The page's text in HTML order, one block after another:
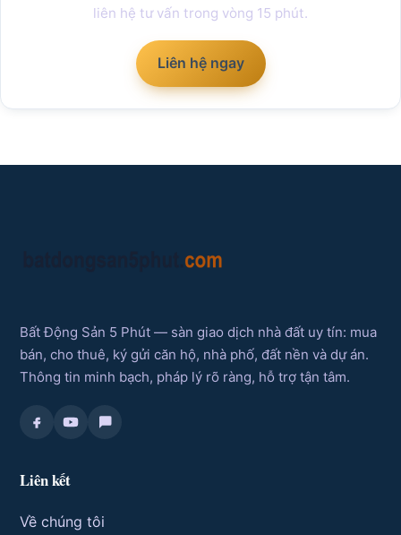
liên hệ tư vấn trong vòng 15 phút.
Liên hệ ngay
Bất Động Sản 5 Phút — sàn giao dịch nhà đất uy tín: mua
bán, cho thuê, ký gửi căn hộ, nhà phố, đất nền và dự án.
Thông tin minh bạch, pháp lý rõ ràng, hỗ trợ tận tâm.
Liên kết
Về chúng tôi